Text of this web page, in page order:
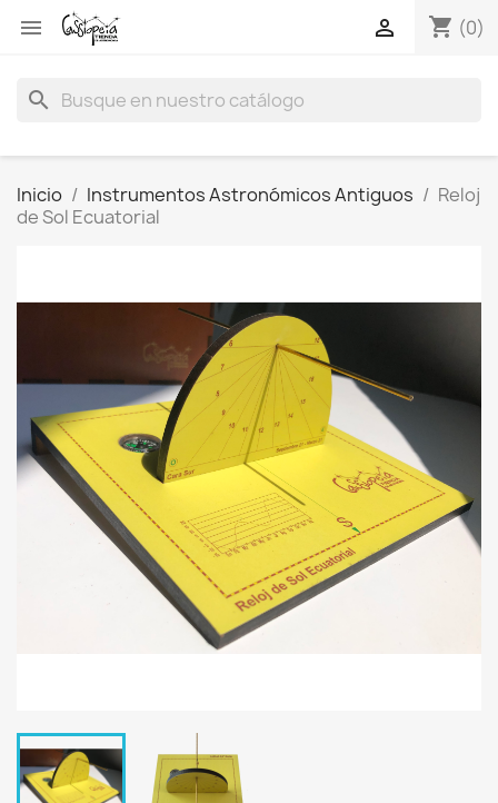
 shopping_cart (0)

search
Inicio Instrumentos Astronómicos Antiguos
Reloj
de Sol Ecuatorial